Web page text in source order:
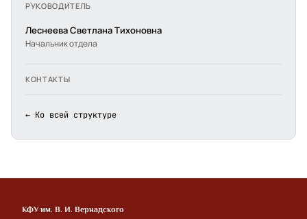
РУКОВОДИТЕЛЬ
Леснеева Светлана Тихоновна
Начальник отдела
КОНТАКТЫ
← Ко всей структуре
КФУ им. В. И. Вернадского